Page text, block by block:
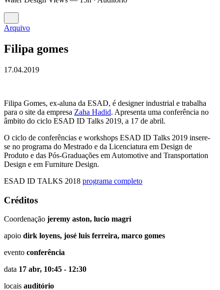
Arquivo
Filipa gomes
17.04.2019
Filipa Gomes, ex-aluna da ESAD, é designer industrial e trabalha
para o site da empresa Zaha Hadid. Apresenta uma conferência no
âmbito do ciclo ESAD ID Talks 2019, a 17 de abril.
O ciclo de conferências e workshops ESAD ID Talks 2019 insere-
se no programa do Mestrado e da Licenciatura em Design de
Produto e das Pós-Graduações em Automotive and Transportation
Design e em Furniture Design.
ESAD ID TALKS 2018 programa completo
Créditos
Coordenação jeremy aston, lucio magri
apoio dirk loyens, josé luis ferreira, marco gomes
evento conferência
data 17 abr, 10:45 - 12:30
locais auditório